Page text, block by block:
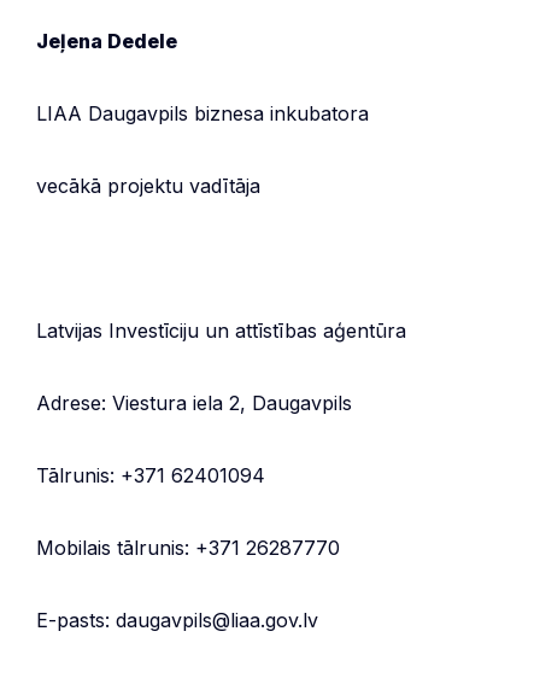
Jeļena Dedele
LIAA Daugavpils biznesa inkubatora
vecākā projektu vadītāja
Latvijas Investīciju un attīstības aģentūra
Adrese: Viestura iela 2, Daugavpils
Tālrunis: +371 62401094
Mobilais tālrunis: +371 26287770
E-pasts: daugavpils@liaa.gov.lv